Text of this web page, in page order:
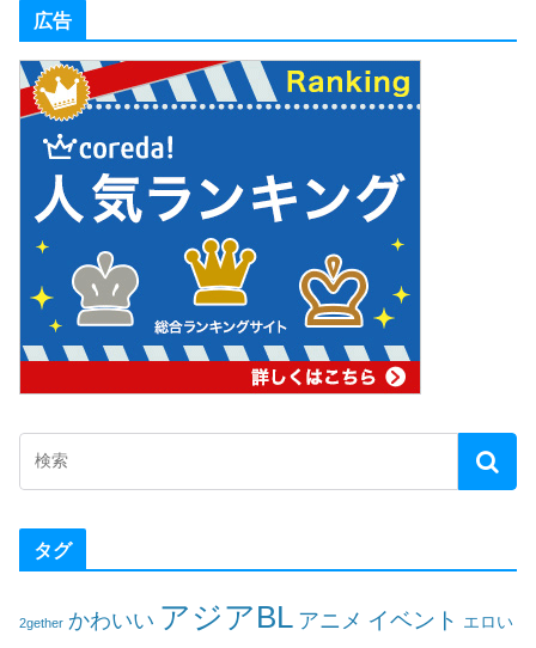
広告
タグ
2gether かわいい アジアBL アニメ イベント エロい